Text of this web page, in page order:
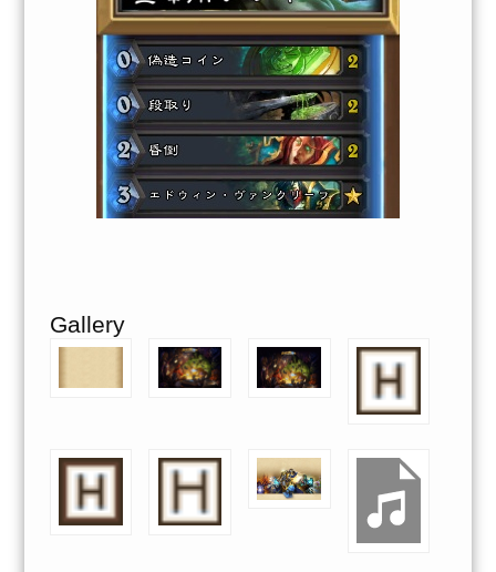
Gallery